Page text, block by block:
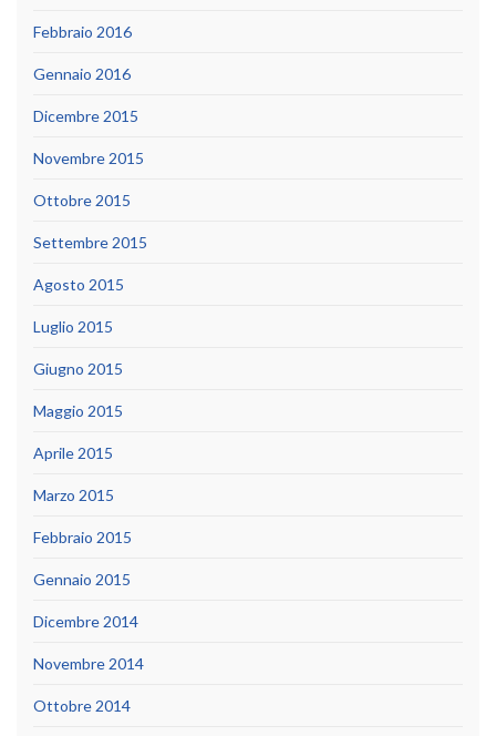
Febbraio 2016
Gennaio 2016
Dicembre 2015
Novembre 2015
Ottobre 2015
Settembre 2015
Agosto 2015
Luglio 2015
Giugno 2015
Maggio 2015
Aprile 2015
Marzo 2015
Febbraio 2015
Gennaio 2015
Dicembre 2014
Novembre 2014
Ottobre 2014